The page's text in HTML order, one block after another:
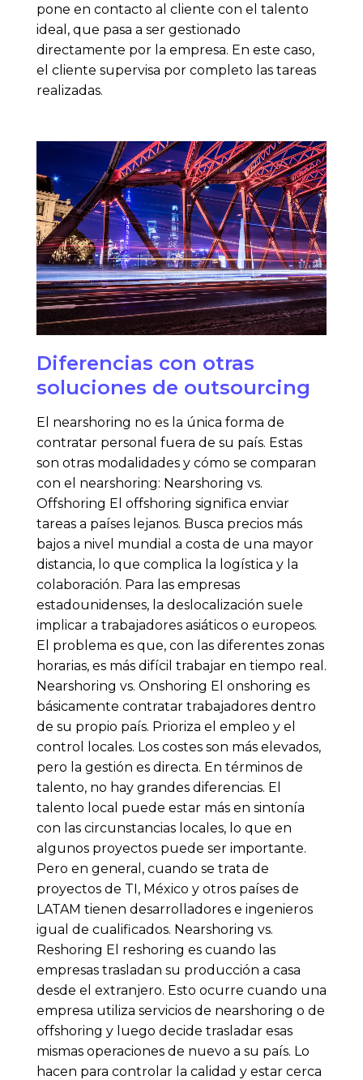
pone en contacto al cliente con el talento
ideal, que pasa a ser gestionado
directamente por la empresa. En este caso,
el cliente supervisa por completo las tareas
realizadas.
Diferencias con otras
soluciones de outsourcing
El nearshoring no es la única forma de
contratar personal fuera de su país. Estas
son otras modalidades y cómo se comparan
con el nearshoring: Nearshoring vs.
Offshoring El offshoring significa enviar
tareas a países lejanos. Busca precios más
bajos a nivel mundial a costa de una mayor
distancia, lo que complica la logística y la
colaboración. Para las empresas
estadounidenses, la deslocalización suele
implicar a trabajadores asiáticos o europeos.
El problema es que, con las diferentes zonas
horarias, es más difícil trabajar en tiempo real.
Nearshoring vs. Onshoring El onshoring es
básicamente contratar trabajadores dentro
de su propio país. Prioriza el empleo y el
control locales. Los costes son más elevados,
pero la gestión es directa. En términos de
talento, no hay grandes diferencias. El
talento local puede estar más en sintonía
con las circunstancias locales, lo que en
algunos proyectos puede ser importante.
Pero en general, cuando se trata de
proyectos de TI, México y otros países de
LATAM tienen desarrolladores e ingenieros
igual de cualificados. Nearshoring vs.
Reshoring El reshoring es cuando las
empresas trasladan su producción a casa
desde el extranjero. Esto ocurre cuando una
empresa utiliza servicios de nearshoring o de
offshoring y luego decide trasladar esas
mismas operaciones de nuevo a su país. Lo
hacen para controlar la calidad y estar cerca